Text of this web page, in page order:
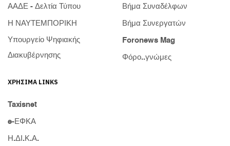
ΑΑΔΕ - Δελτία Τύπου
Η ΝΑΥΤΕΜΠΟΡΙΚΗ
Υπουργείο Ψηφιακής
Διακυβέρνησης
Βήμα Συναδέλφων
Βήμα Συνεργατών
Foronews Mag
Φόρο..γνώμες
ΧΡΉΣΙΜΑ LINKS
Taxisnet
e-ΕΦΚΑ
Η.ΔΙ.Κ.Α.